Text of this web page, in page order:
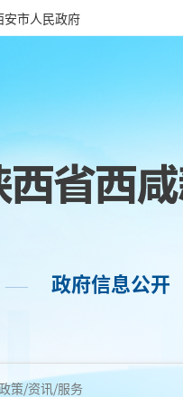
安市人民政府
—— 政府信息公开